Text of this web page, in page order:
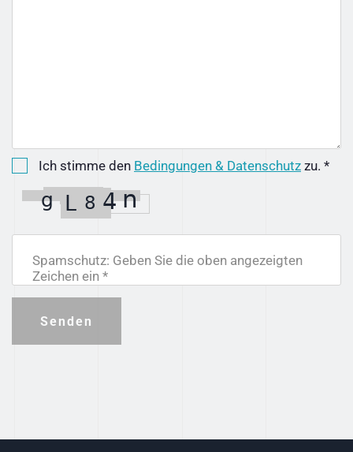
Ich stimme den Bedingungen & Datenschutz zu. *
Spamschutz: Geben Sie die oben angezeigten
Zeichen ein *
Senden